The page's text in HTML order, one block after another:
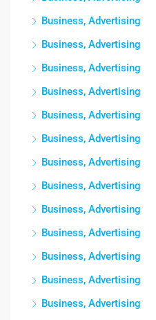
Business, Advertising
Business, Advertising
Business, Advertising
Business, Advertising
Business, Advertising
Business, Advertising
Business, Advertising
Business, Advertising
Business, Advertising
Business, Advertising
Business, Advertising
Business, Advertising
Business, Advertising